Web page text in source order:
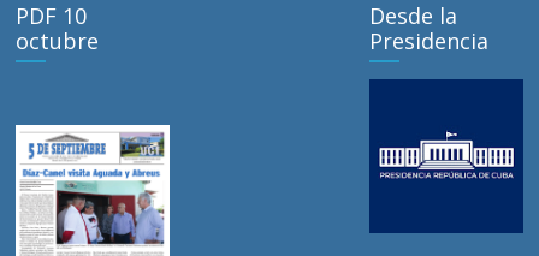
PDF 10
octubre
Desde la
Presidencia